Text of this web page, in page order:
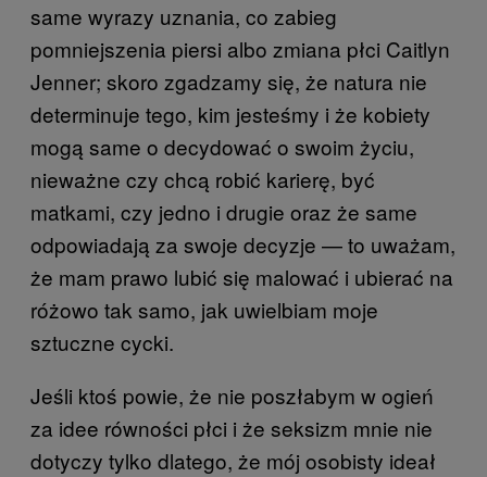
same wyrazy uznania, co zabieg
pomniejszenia piersi albo zmiana płci Caitlyn
Jenner; skoro zgadzamy się, że natura nie
determinuje tego, kim jesteśmy i że kobiety
mogą same o decydować o swoim życiu,
nieważne czy chcą robić karierę, być
matkami, czy jedno i drugie oraz że same
odpowiadają za swoje decyzje — to uważam,
że mam prawo lubić się malować i ubierać na
różowo tak samo, jak uwielbiam moje
sztuczne cycki.
Jeśli ktoś powie, że nie poszłabym w ogień
za idee równości płci i że seksizm mnie nie
dotyczy tylko dlatego, że mój osobisty ideał